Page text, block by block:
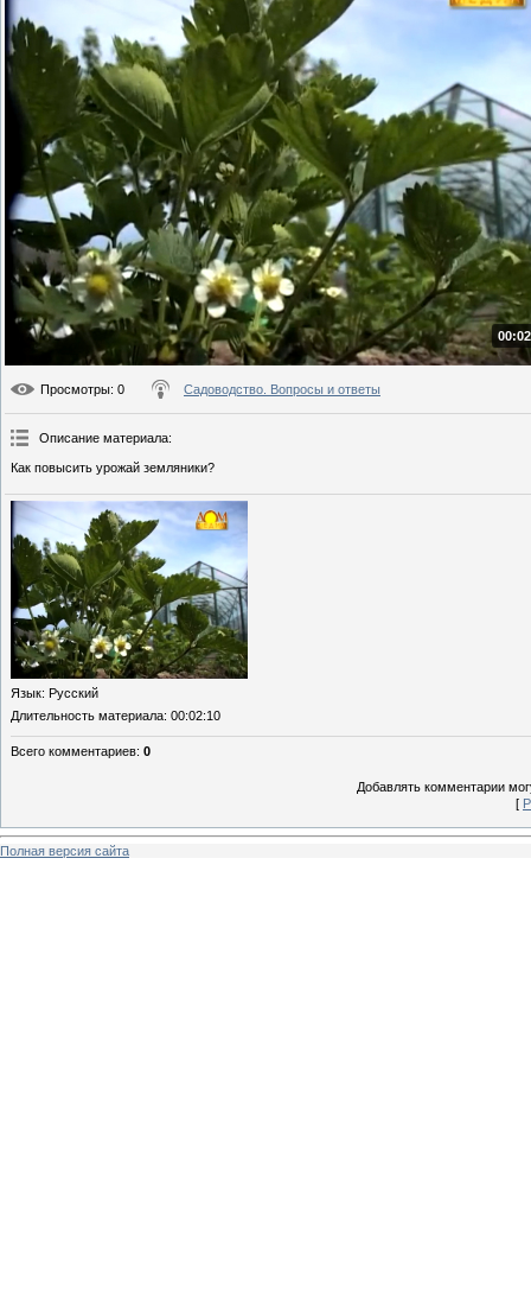
Просмотры: 0 Садоводство. Вопросы и ответы
Описание материала:
Как повысить урожай земляники?
Язык: Русский
Длительность материала: 00:02:10
Всего комментариев: 0
Добавлять комментарии
[
Полная версия сайта